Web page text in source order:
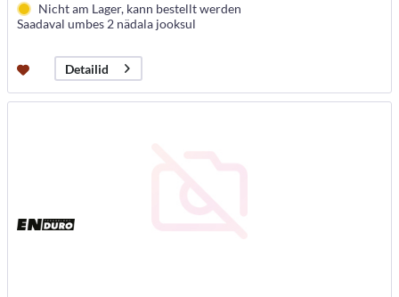
Nicht am Lager, kann bestellt werden
Saadaval umbes 2 nädala jooksul
Detailid